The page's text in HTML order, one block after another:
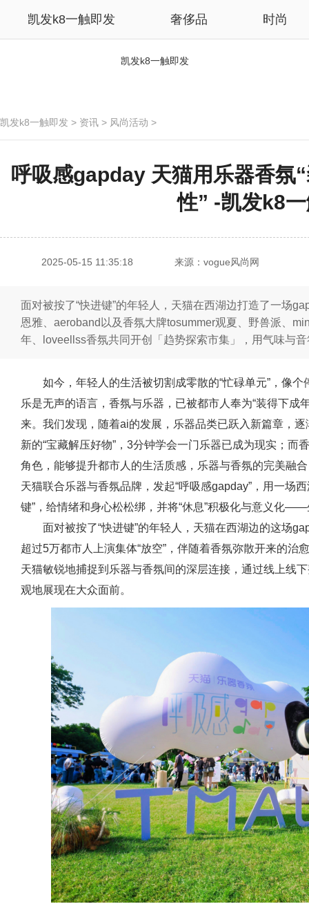
凯发k8一触即发 奢侈品 时尚
凯发k8一触即发
凯发k8一触即发 > 资讯 > 风尚活动 >
呼吸感gapday 天猫用乐器香氛
性” -凯发k8
2025-05-15 11:35:18 来源：vogue风尚网
面对被按了“快进键”的年轻人，天猫在西湖边打造了一场
恩雅、aeroband以及香氛大牌tosummer观夏、野兽派、
年、loveellss香氛共同开创「趋势探索市集」，用气味与
如今，年轻人的生活被切割成零散的“忙碌单元”，像
乐是无声的语言，香氛与乐器，已被都市人奉为“装得下成
来。我们发现，随着ai的发展，乐器品类已跃入新篇章，
新的“宝藏解压好物”，3分钟学会一门乐器已成为现实；而
角色，能够提升都市人的生活质感，乐器与香氛的完美融
天猫联合乐器与香氛品牌，发起“呼吸感gapday”，用一场
键”，给情绪和身心松松绑，并将“休息”积极化与意义化
面对被按了“快进键”的年轻人，天猫在西湖边的这场
超过5万都市人上演集体“放空”，伴随着香氛弥散开来的治
天猫敏锐地捕捉到乐器与香氛间的深层连接，通过线上线
观地展现在大众面前。